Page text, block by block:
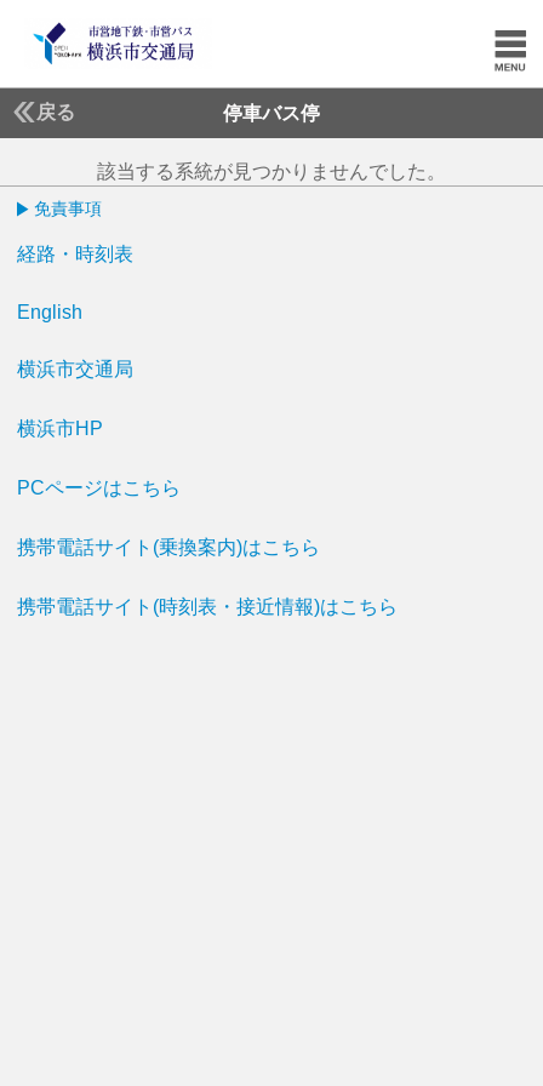
戻る 停車バス停
該当する系統が見つかりませんでした。
免責事項
経路・時刻表
English
横浜市交通局
横浜市HP
PCページはこちら
携帯電話サイト(乗換案内)はこちら
携帯電話サイト(時刻表・接近情報)はこちら